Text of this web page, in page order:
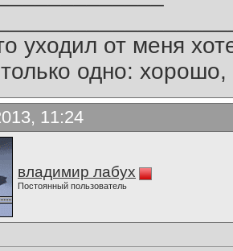
уходил от меня
одно:
11:24
владимир лабух
Постоянный пользователь